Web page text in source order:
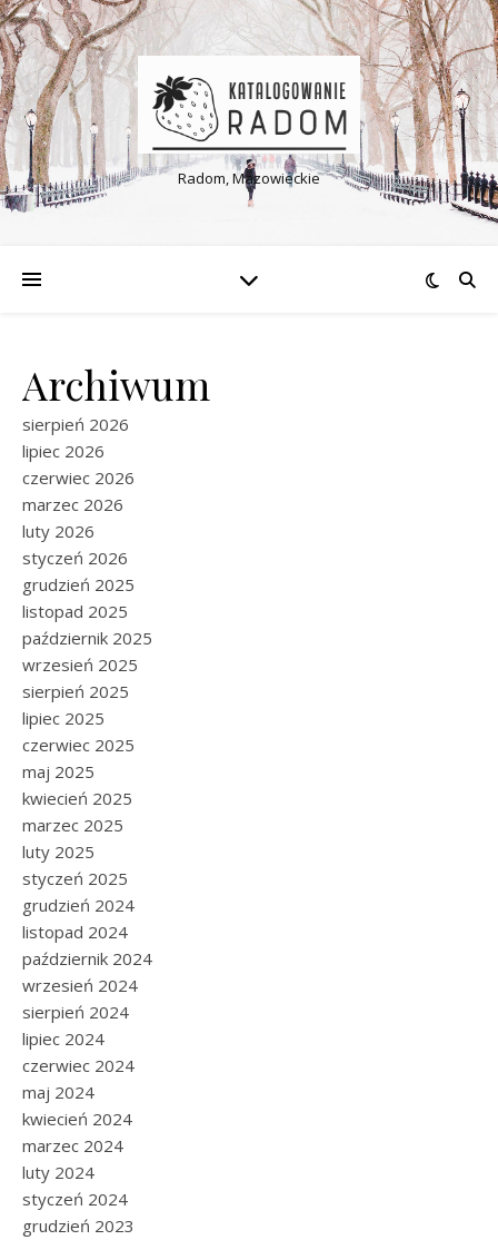
Radom, Mazowieckie
Archiwum
sierpień 2026
lipiec 2026
czerwiec 2026
marzec 2026
luty 2026
styczeń 2026
grudzień 2025
listopad 2025
październik 2025
wrzesień 2025
sierpień 2025
lipiec 2025
czerwiec 2025
maj 2025
kwiecień 2025
marzec 2025
luty 2025
styczeń 2025
grudzień 2024
listopad 2024
październik 2024
wrzesień 2024
sierpień 2024
lipiec 2024
czerwiec 2024
maj 2024
kwiecień 2024
marzec 2024
luty 2024
styczeń 2024
grudzień 2023